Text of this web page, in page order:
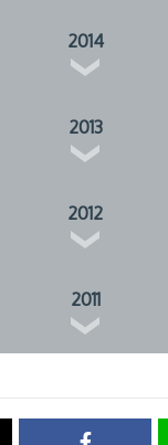
2014
2013
2012
2011